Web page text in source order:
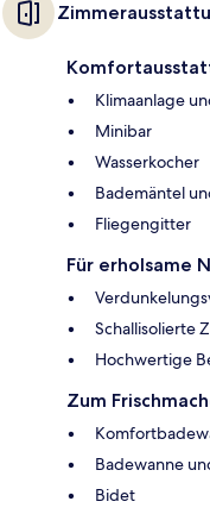
Klimaanlage
Minibar
Wasserkocher
Bademäntel
Fliegengitter
Für erholsame
Schallisolierte
Hochwertige
Zum
Badewanne
Bidet